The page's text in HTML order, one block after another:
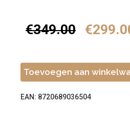
€349.00 €
Toevoegen aan
EAN: 8720689036504